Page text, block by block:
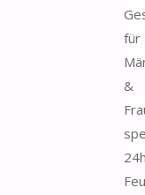
für
&
24h